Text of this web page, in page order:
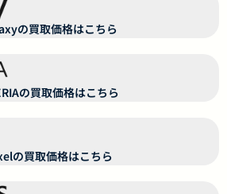
の買取価格はこちら
の買取価格はこちら
の買取価格はこちら